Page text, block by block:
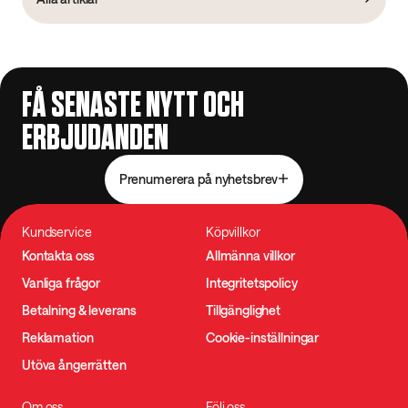
FÅ SENASTE NYTT OCH
ERBJUDANDEN
Prenumerera på nyhetsbrev
Kundservice
Kontakta oss
Vanliga frågor
Betalning & leverans
Reklamation
Utöva ångerrätten
Köpvillkor
Allmänna villkor
Integritetspolicy
Tillgänglighet
Cookie-inställningar